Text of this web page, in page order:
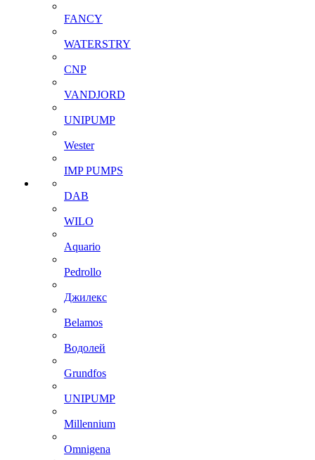
FANCY
WATERSTRY
CNP
VANDJORD
UNIPUMP
Wester
IMP PUMPS
DAB
WILO
Aquario
Pedrollo
Джилекс
Belamos
Водолей
Grundfos
UNIPUMP
Millennium
Omnigena